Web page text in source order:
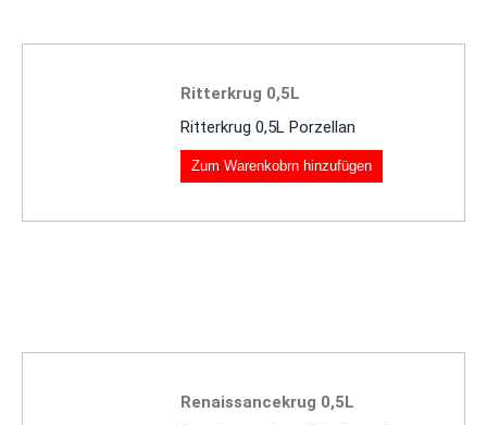
Ritterkrug 0,5L
Ritterkrug 0,5L Porzellan
Zum Warenkobrn hinzufügen
Renaissancekrug 0,5L